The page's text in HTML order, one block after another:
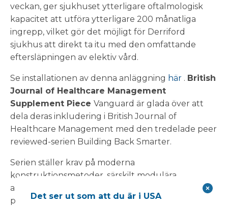
veckan, ger sjukhuset ytterligare oftalmologisk
kapacitet att utföra ytterligare 200 månatliga
ingrepp, vilket gör det möjligt för Derriford
sjukhus att direkt ta itu med den omfattande
eftersläpningen av elektiv vård.
Se installationen av denna anläggning här . British
Journal of Healthcare Management
Supplement Piece Vanguard är glada över att
dela deras inkludering i British Journal of
Healthcare Management med den tredelade peer
reviewed-serien Building Back Smarter.
Serien ställer krav på moderna
konstruktionsmetoder, särskilt modulära
anläggningar, för att stödja NHS med efterfrågan
på ökad kapacitet och byggnadsunderhåll.
Det ser ut som att du är i USA